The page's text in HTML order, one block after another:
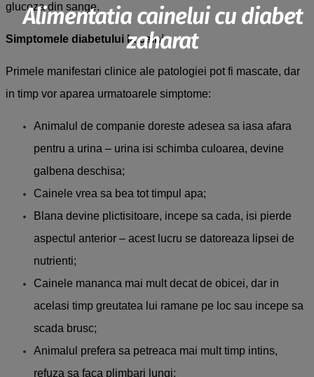
Alimentatia cainelui cu diabet
zaharat
glucoza din sange.
Simptomele diabetului la caini
Primele manifestari clinice ale patologiei pot fi mascate, dar
in timp vor aparea urmatoarele simptome:
Animalul de companie doreste adesea sa iasa afara
pentru a urina – urina isi schimba culoarea, devine
galbena deschisa;
Cainele vrea sa bea tot timpul apa;
Blana devine plictisitoare, incepe sa cada, isi pierde
aspectul anterior – acest lucru se datoreaza lipsei de
nutrienti;
Cainele mananca mai mult decat de obicei, dar in
acelasi timp greutatea lui ramane pe loc sau incepe sa
scada brusc;
Animalul prefera sa petreaca mai mult timp intins,
refuza sa faca plimbari lungi;